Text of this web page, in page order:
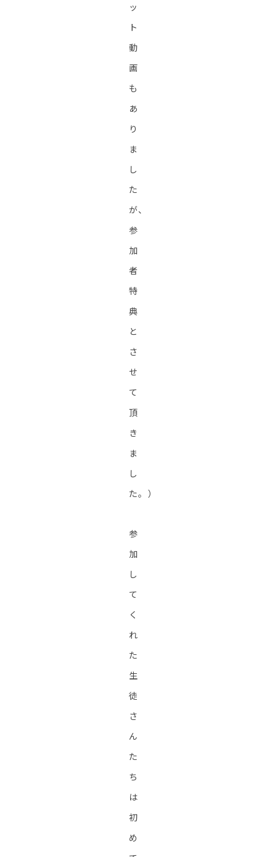
ッ
ト
動
画
も
あ
り
ま
し
た
が、
参
加
者
特
典
と
さ
せ
て
頂
き
ま
し
た。）
参
加
し
て
く
れ
た
生
徒
さ
ん
た
ち
は
初
め